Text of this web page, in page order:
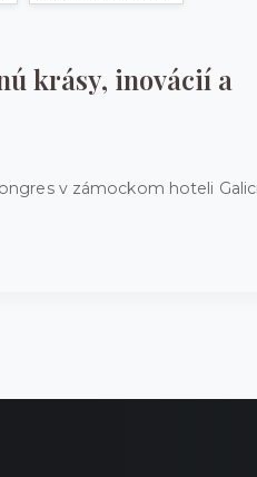
krásy, inovácií a
v zámockom hoteli